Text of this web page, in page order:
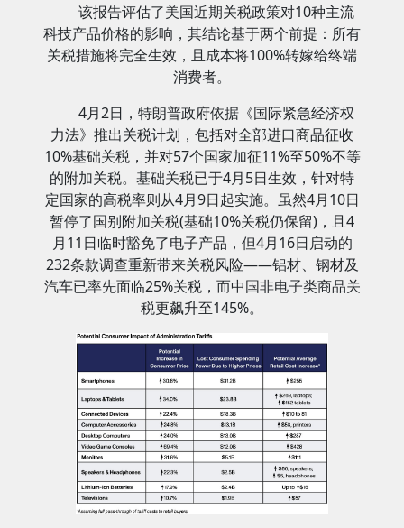
该报告评估了美国近期关税政策对10种主流
科技产品价格的影响，其结论基于两个前提：所有
关税措施将完全生效，且成本将100%转嫁给终端
消费者。
4月2日，特朗普政府依据《国际紧急经济权
力法》推出关税计划，包括对全部进口商品征收
10%基础关税，并对57个国家加征11%至50%不等
的附加关税。基础关税已于4月5日生效，针对特
定国家的高税率则从4月9日起实施。虽然4月10日
暂停了国别附加关税(基础10%关税仍保留)，且4
月11日临时豁免了电子产品，但4月16日启动的
232条款调查重新带来关税风险——铝材、钢材及
汽车已率先面临25%关税，而中国非电子类商品关
税更飙升至145%。